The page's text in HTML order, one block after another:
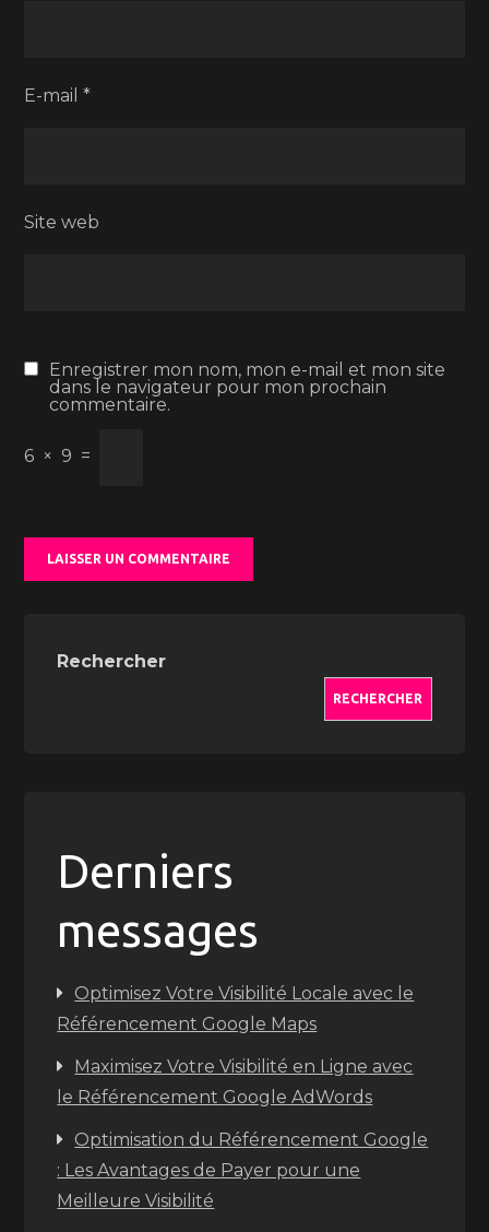
E-mail*
Site web
Enregistrer mon nom, mon e-mail et mon site
dans le navigateur pour mon prochain
commentaire.
6 × 9 =
Rechercher
RECHERCHER
Derniers
messages
Optimisez Votre Visibilité Locale avec le
Référencement Google Maps
Maximisez Votre Visibilité en Ligne avec
le Référencement Google AdWords
Optimisation du Référencement Google
: Les Avantages de Payer pour une
Meilleure Visibilité